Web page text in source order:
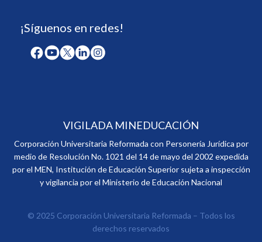
¡Síguenos en redes!
VIGILADA MINEDUCACIÓN
Corporación Universitaria Reformada con Personería Jurídica por
medio de Resolución No. 1021 del 14 de mayo del 2002 expedida
por el MEN, Institución de Educación Superior sujeta a inspección
y vigilancia por el Ministerio de Educación Nacional
© 2025 Corporación Universitaria Reformada – Todos los
derechos reservados